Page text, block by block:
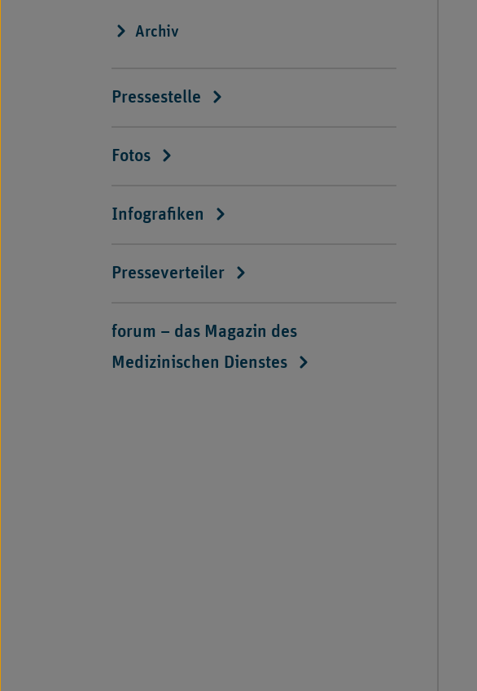
Archiv
Pressestelle
Fotos
Infografiken
Presseverteiler
forum – das Magazin des
Medizinischen Dienstes